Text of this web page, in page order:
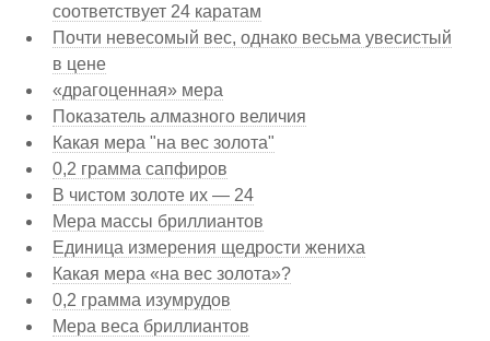
соответствует 24 каратам
Почти невесомый вес, однако весьма увесистый
в цене
«драгоценная» мера
Показатель алмазного величия
Какая мера "на вес золота"
0,2 грамма сапфиров
В чистом золоте их — 24
Мера массы бриллиантов
Единица измерения щедрости жениха
Какая мера «на вес золота»?
0,2 грамма изумрудов
Мера веса бриллиантов